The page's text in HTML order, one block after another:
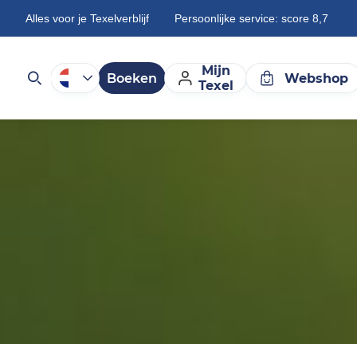
Alles voor je Texelverblijf Persoonlijke service: score 8,7
Boeken
Mijn
Texel
Webshop